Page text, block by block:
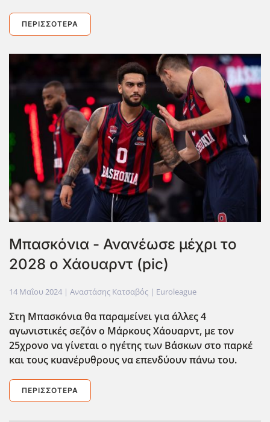
ΠΕΡΙΣΣΌΤΕΡΑ
Μπασκόνια - Ανανέωσε μέχρι το
2028 ο Χάουαρντ (pic)
14 Μαΐου 2024 | Αναστάσης Κατσαβός | Euroleague
Στη Μπασκόνια θα παραμείνει για άλλες 4
αγωνιστικές σεζόν ο Μάρκους Χάουαρντ, με τον
25χρονο να γίνεται ο ηγέτης των Βάσκων στο παρκέ
και τους κυανέρυθρους να επενδύουν πάνω του.
ΠΕΡΙΣΣΌΤΕΡΑ